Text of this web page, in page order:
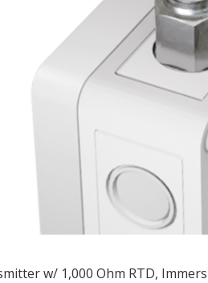
w/ 1,000 Ohm RTD,